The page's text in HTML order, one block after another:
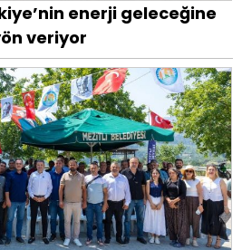
enerji geleceğine
veriyor